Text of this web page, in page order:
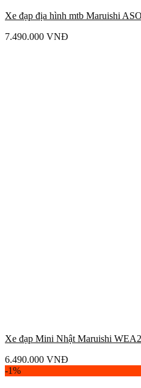
Xe đạp địa hình mtb Maruishi
7.490.000 VNĐ
Xe đạp Mini Nhật Maruishi
6.490.000 VNĐ
-1%